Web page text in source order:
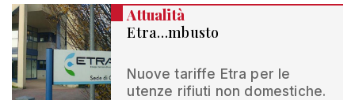
Attualità
Etra…mbusto
Nuove tariffe Etra per le
utenze rifiuti non domestiche.